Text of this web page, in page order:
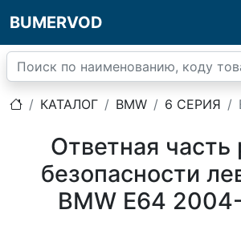
BUMERVOD
КАТАЛОГ BMW 6 СЕРИЯ
Ответная часть
безопасности
BMW E64